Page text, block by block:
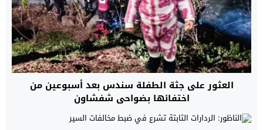
العثور على جثة الطفلة سندس بعد أسبوعين من
اختفائها بضواحي شفشاون